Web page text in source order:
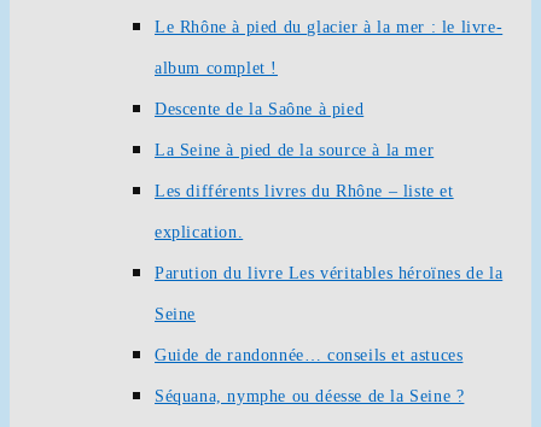
Le Rhône à pied du glacier à la mer : le livre-
album complet !
Descente de la Saône à pied
La Seine à pied de la source à la mer
Les différents livres du Rhône – liste et
explication.
Parution du livre Les véritables héroïnes de la
Seine
Guide de randonnée… conseils et astuces
Séquana, nymphe ou déesse de la Seine ?